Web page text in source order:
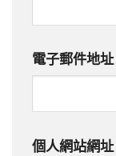
電子郵件地址
個人網站網址